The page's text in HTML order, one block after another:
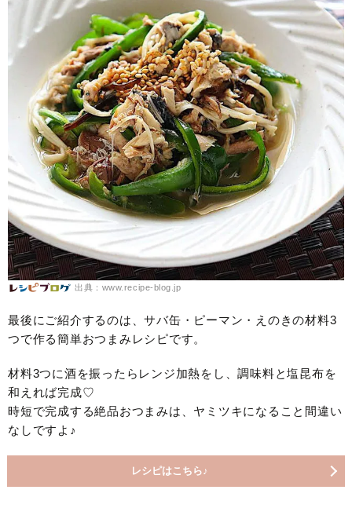
出典：www.recipe-blog.jp
最後にご紹介するのは、サバ缶・ピーマン・えのきの材料3
つで作る簡単おつまみレシピです。
材料3つに酒を振ったらレンジ加熱をし、調味料と塩昆布を
和えれば完成♡
時短で完成する絶品おつまみは、ヤミツキになること間違い
なしですよ♪
レシピはこちら♪